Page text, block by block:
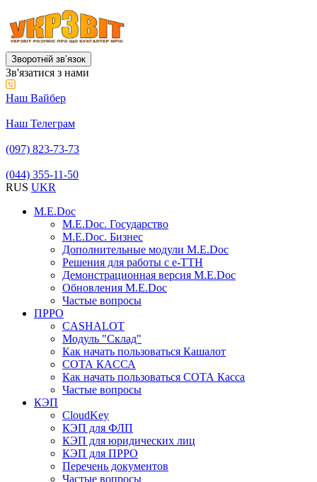
Зворотній звʼязок
Зв'язатися з нами
Наш Вайбер
Наш Телеграм
(097) 823-73-73
(044) 355-11-50
RUS UKR
M.E.Doc
M.E.Doc. Государство
M.E.Doc. Бизнес
Дополнительные модули M.E.Doc
Решения для работы с е-ТТН
Демонстрационная версия M.E.Doc
Обновления M.E.Doc
Частые вопросы
ПРРО
CASHALOT
Модуль "Склад"
Как начать пользоваться Кашалот
СОТА КАCСА
Как начать пользоваться СОТА Касса
Частые вопросы
КЭП
CloudKey
КЭП для ФЛП
КЭП для юридических лиц
КЭП для ПРРО
Перечень документов
Частые вопросы